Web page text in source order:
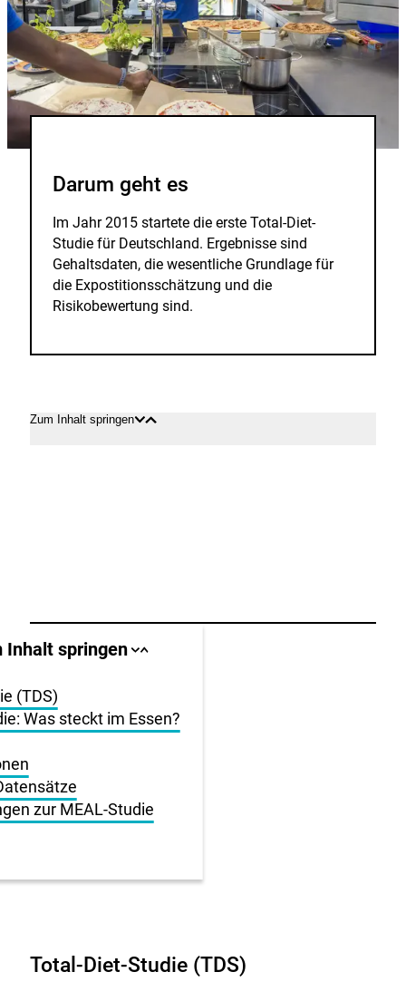
Darum geht es
Im Jahr 2015 startete die erste Total-Diet-
Studie für Deutschland. Ergebnisse sind
Gehaltsdaten, die wesentliche Grundlage für
die Expostitionsschätzung und die
Risikobewertung sind.
Zum Inhalt springen InhaltInhalt
Inhalt springen Sprungankerliste
Sprungankerliste
(TDS)
Was steckt im Essen?
zur MEAL-Studie
Total-Diet-Studie (TDS)